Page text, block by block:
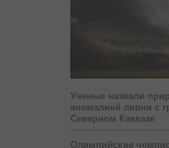
Ученые назвали
аномалией ливни с
Северном Кавказе
Олимпийские